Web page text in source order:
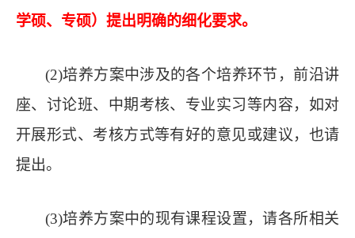
学硕、专硕）提出明确的细化要求。
(2)培养方案中涉及的各个培养环节，前沿讲
座、讨论班、中期考核、专业实习等内容，如对
开展形式、考核方式等有好的意见或建议，也请
提出。
(3)培养方案中的现有课程设置，请各所相关